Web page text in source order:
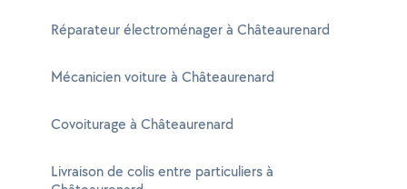
Réparateur électroménager à Châteaurenard
Mécanicien voiture à Châteaurenard
Covoiturage à Châteaurenard
Livraison de colis entre particuliers à